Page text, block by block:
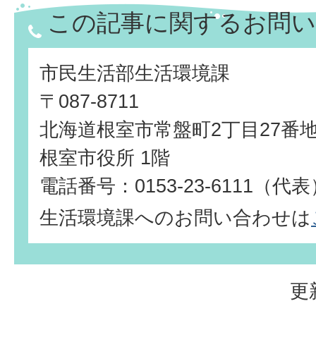
この記事に関するお問
市民生活部生活環境課
〒087-8711
北海道根室市常盤町2丁目27番
根室市役所 1階
電話番号：0153-23-6111（代
生活環境課へのお問い合わせは
更